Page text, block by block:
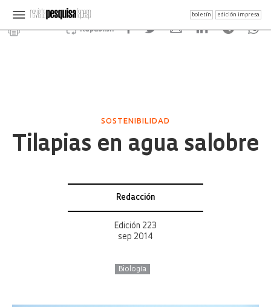
boletín edición impresa
Republish
SOSTENIBILIDAD
Tilapias en agua salobre
Redacción
Edición 223
sep 2014
Biología